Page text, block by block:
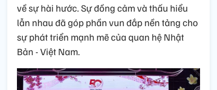
về sự hài hước. Sự đồng cảm và thấu hiểu
lẫn nhau đã góp phần vun đắp nền tảng cho
sự phát triển mạnh mẽ của quan hệ Nhật
Bản - Việt Nam.